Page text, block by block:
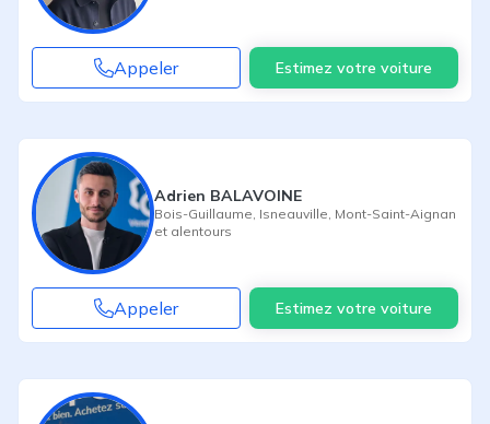
Appeler Estimez votre voiture
Adrien BALAVOINE
Bois-Guillaume Isneauville Mont-Saint-Aignan
et alentours
Appeler Estimez votre voiture